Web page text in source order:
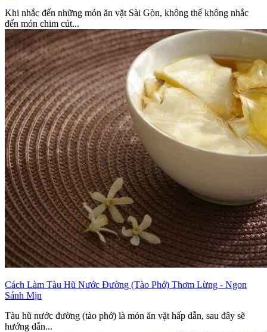
Khi nhắc đến những món ăn vặt Sài Gòn, không thể không nhắc
đến món chim cút...
Cách Làm Tàu Hũ Nước Đường (Tào Phớ) Thơm Lừng - Ngon
Sánh Mịn
Tàu hũ nước đường (tào phớ) là món ăn vặt hấp dẫn, sau đây sẽ
hướng dẫn...